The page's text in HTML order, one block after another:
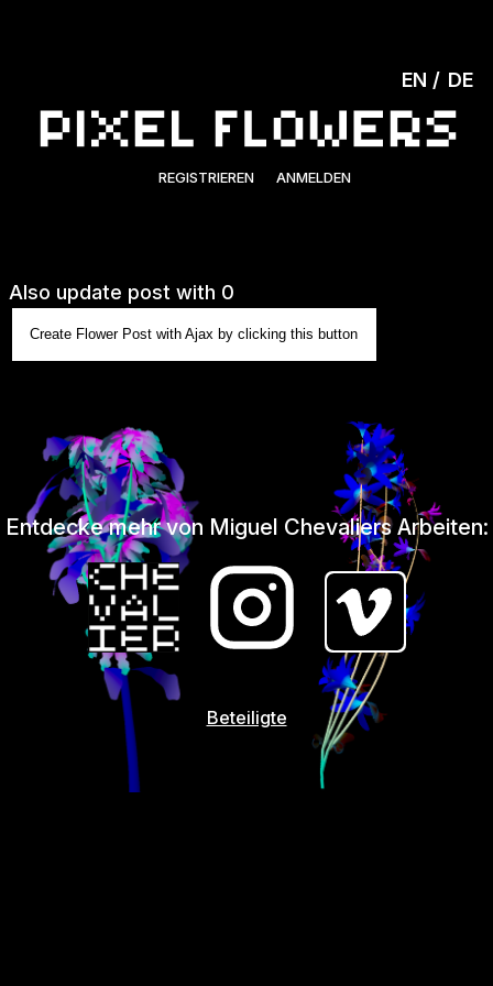
REGISTRIEREN ANMELDEN
EN DE
Also update post with 0
Create Flower Post with Ajax by clicking this button
Entdecke mehr von Miguel Chevaliers Arbeiten:
Beteiligte